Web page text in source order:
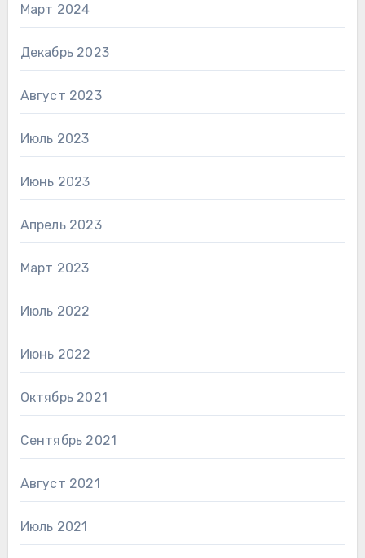
Март 2024
Декабрь 2023
Август 2023
Июль 2023
Июнь 2023
Апрель 2023
Март 2023
Июль 2022
Июнь 2022
Октябрь 2021
Сентябрь 2021
Август 2021
Июль 2021